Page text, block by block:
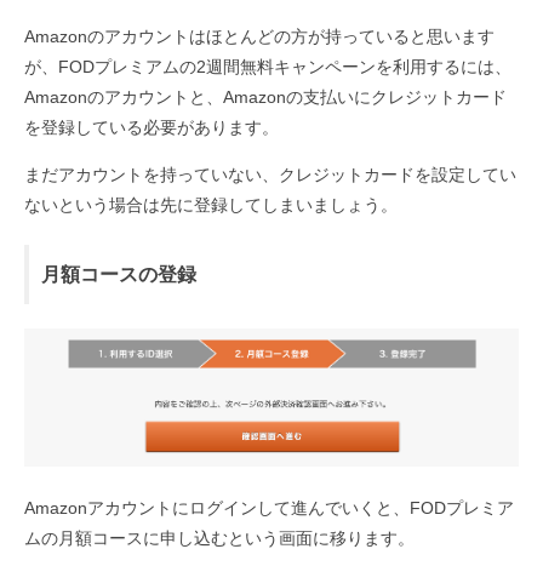
Amazonのアカウントはほとんどの方が持っていると思います
が、FODプレミアムの2週間無料キャンペーンを利用するには、
Amazonのアカウントと、Amazonの支払いにクレジットカード
を登録している必要があります。
まだアカウントを持っていない、クレジットカードを設定してい
ないという場合は先に登録してしまいましょう。
月額コースの登録
Amazonアカウントにログインして進んでいくと、FODプレミア
ムの月額コースに申し込むという画面に移ります。